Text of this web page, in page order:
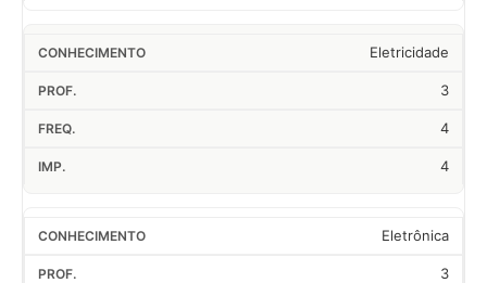
Eletricidade
3
4
4
Eletrônica
3